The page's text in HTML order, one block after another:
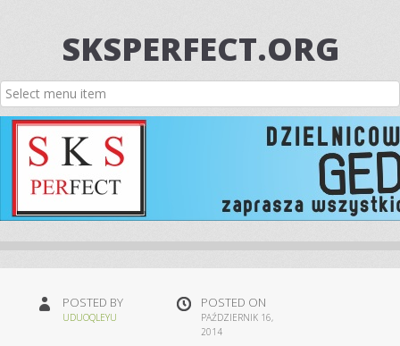
SKSPERFECT.ORG
POSTED BY
UDUOQLEYU
POSTED ON
PAŹDZIERNIK 16,
2014